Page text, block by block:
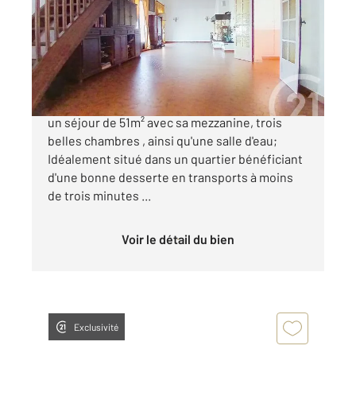
Maison à vendre
520 000 €
Maison familiale de 140m2 à rénover, offrant
un séjour de 51m² avec sa mezzanine, trois
belles chambres , ainsi qu'une salle d'eau;
Idéalement situé dans un quartier bénéficiant
d'une bonne desserte en transports à moins
de trois minutes ...
Voir le détail du bien
Exclusivité